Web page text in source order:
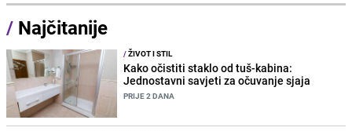
/ Najčitanije
/ŽIVOT I STIL
Kako očistiti staklo od tuš-kabina:
Jednostavni savjeti za očuvanje sjaja
PRIJE 2 DANA